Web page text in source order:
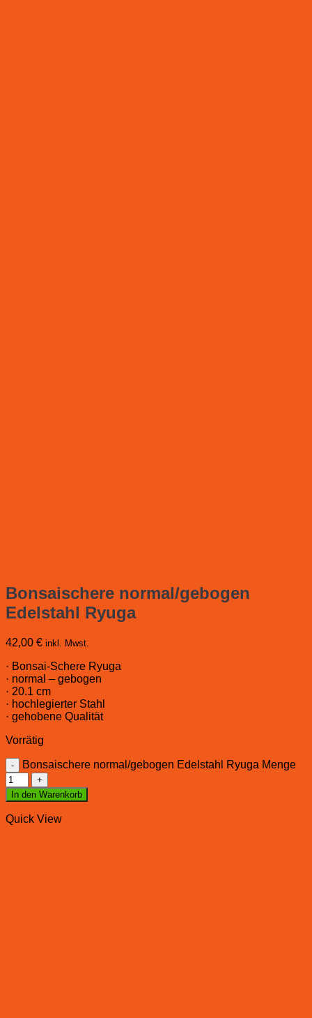
Bonsaischere normal/gebogen
Edelstahl Ryuga
42,00 € inkl. Mwst.
· Bonsai-Schere Ryuga
· normal – gebogen
· 20.1 cm
· hochlegierter Stahl
· gehobene Qualität
Vorrätig
Bonsaischere normal/gebogen Edelstahl Ryuga Menge
In den Warenkorb
Quick View